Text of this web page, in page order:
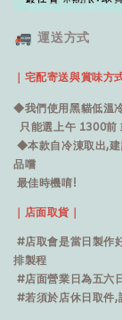
運送方式
｜宅配寄送與賞味方式
◆我們使用黑貓低溫
只能選上午 1300前
◆本款自冷涷取出,建
品嚐
最佳時機唷!
｜店面取貨｜
#店取會是當日製作
排製程
#店面營業日為五六
#若須於店休日取件,